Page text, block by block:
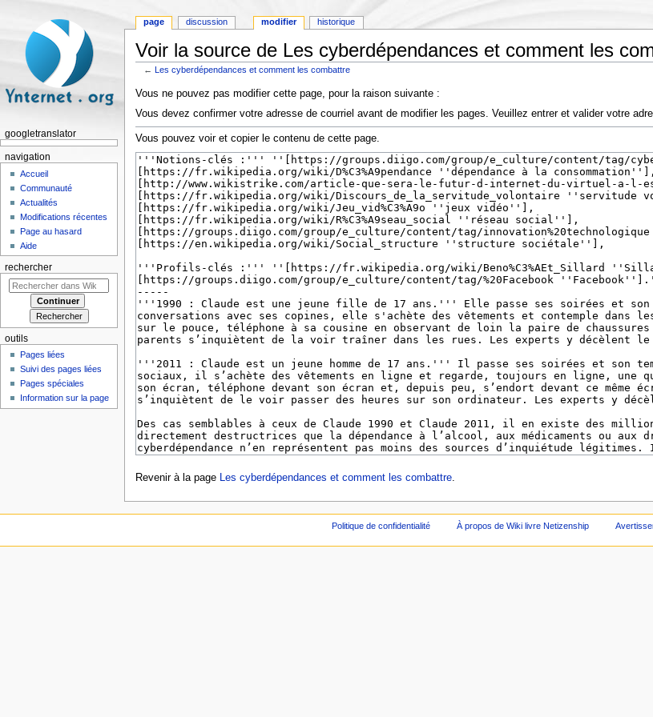
Voir la source de Les cyberdépendances et comment les
←Les cyberdépendances et comment les combattre
Vous ne pouvez pas modifier cette page, pour la raison suivante :
Vous devez confirmer votre adresse de courriel avant de modifier les pages. Veuillez entrer et valider votre
Vous pouvez voir et copier le contenu de cette page.
Revenir à la page Les cyberdépendances et comment les combattre.
page discussion modifier historique
googletranslator
navigation
Accueil
Communauté
Actualités
Modifications récentes
Page au hasard
Aide
rechercher
outils
Pages liées
Suivi des pages liées
Pages spéciales
Information sur la page
Politique de confidentialité À propos de Wiki livre Netizenship